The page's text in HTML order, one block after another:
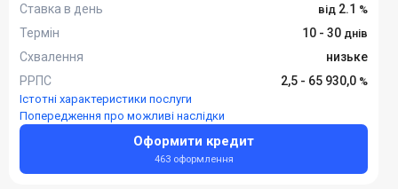
Ставка в день
2.1
Термін
10 - 30
Схвалення
низьке
РРПС
2,5 - 65 930,0
Істотні характеристики послуги
Попередження про можливі наслідки
Оформити кредит
463 оформлення